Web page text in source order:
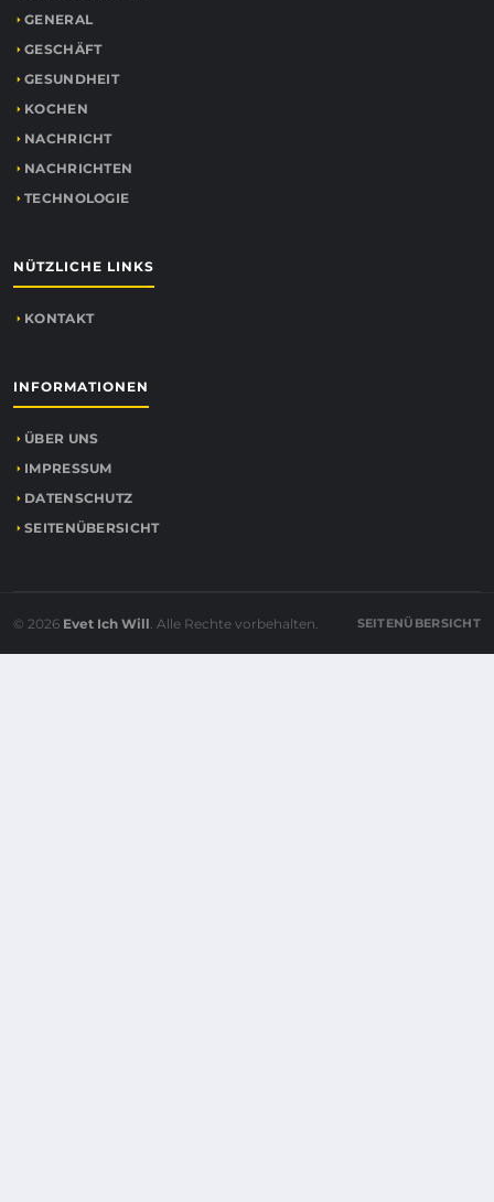
GENERAL
GESCHÄFT
GESUNDHEIT
KOCHEN
NACHRICHT
NACHRICHTEN
TECHNOLOGIE
NÜTZLICHE LINKS
KONTAKT
INFORMATIONEN
ÜBER UNS
IMPRESSUM
DATENSCHUTZ
SEITENÜBERSICHT
© 2026 Evet Ich Will. Alle Rechte vorbehalten. SEITENÜBERSICHT